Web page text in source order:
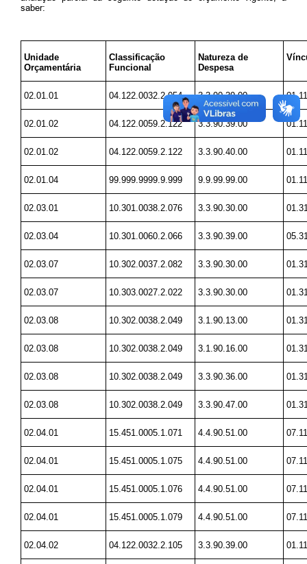
saber:
Unidade
Orçamentária
Classificação
Funcional
Natureza de
Despesa
02.01.01 04.122.0032.2.054 3.3.90.39.00
02.01.02 04.122.0059.2.122 3.3.90.39.00
02.01.02 04.122.0059.2.122 3.3.90.40.00
02.01.04 99.999.9999.9.999 9.9.99.99.00
02.03.01 10.301.0038.2.076 3.3.90.30.00
02.03.04 10.301.0060.2.066 3.3.90.39.00
02.03.07 10.302.0037.2.082 3.3.90.30.00
02.03.07 10.303.0027.2.022 3.3.90.30.00
02.03.08 10.302.0038.2.049 3.1.90.13.00
02.03.08 10.302.0038.2.049 3.1.90.16.00
02.03.08 10.302.0038.2.049 3.3.90.36.00
02.03.08 10.302.0038.2.049 3.3.90.47.00
02.04.01 15.451.0005.1.071 4.4.90.51.00
02.04.01 15.451.0005.1.075 4.4.90.51.00
02.04.01 15.451.0005.1.076 4.4.90.51.00
02.04.01 15.451.0005.1.079 4.4.90.51.00
02.04.02 04.122.0032.2.105 3.3.90.39.00